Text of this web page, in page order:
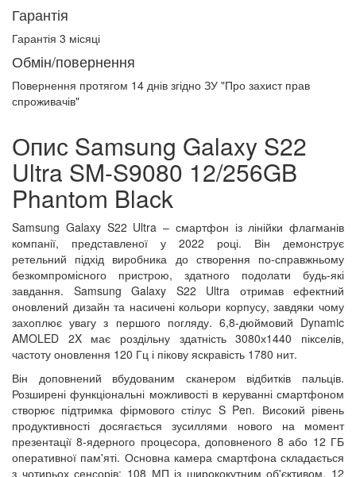
Гарантія
Гарантія 3 місяці
Обмін/повернення
Повернення протягом 14 днів згідно ЗУ "Про захист прав
спроживачів"
Опис Samsung Galaxy S22
Ultra SM-S9080 12/256GB
Phantom Black
Samsung Galaxy S22 Ultra – смартфон із лінійки флагманів
компанії, представленої у 2022 році. Він демонструє
ретельний підхід виробника до створення по-справжньому
безкомпромісного пристрою, здатного подолати будь-які
завдання. Samsung Galaxy S22 Ultra отримав ефектний
оновлений дизайн та насичені кольори корпусу, завдяки чому
захоплює увагу з першого погляду. 6,8-дюймовий Dynamic
AMOLED 2X має роздільну здатність 3080х1440 пікселів,
частоту оновлення 120 Гц і пікову яскравість 1780 нит.
Він доповнений вбудованим сканером відбитків пальців.
Розширені функціональні можливості в керуванні смартфоном
створює підтримка фірмового стілус S Pen. Високий рівень
продуктивності досягається зусиллями нового на момент
презентації 8-ядерного процесора, доповненого 8 або 12 ГБ
оперативної пам'яті. Основна камера смартфона складається
з чотирьох сенсорів: 108 МП із ширококутним об'єктивом, 12